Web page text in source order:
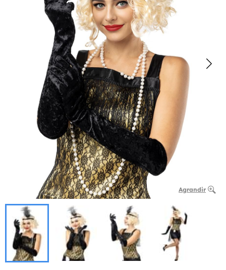
Agrandir